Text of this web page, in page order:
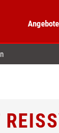
Angebote